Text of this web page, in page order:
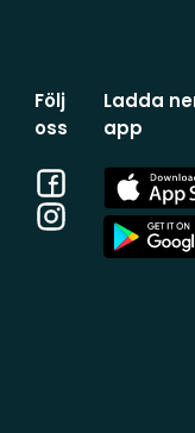
Följ
oss
Facebook
Instagram
Ladda
app
App
Store
App
Store